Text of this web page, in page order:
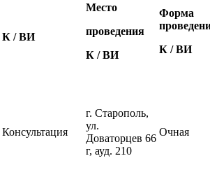
К / ВИ
Место
проведения
К / ВИ
Форма
К / ВИ
Консультация
г. Старополь,
ул.
Доваторцев 66
г, ауд. 210
Очная